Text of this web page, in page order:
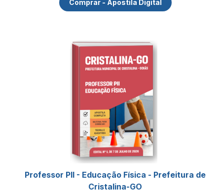
Comprar - Apostila Digital
Professor PII - Educação Física - Prefeitura de
Cristalina-GO